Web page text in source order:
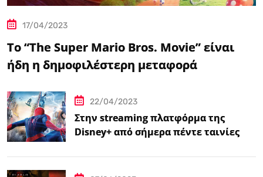
17/04/2023
Το “The Super Mario Bros. Movie” είναι
ήδη η δημοφιλέστερη μεταφορά
22/04/2023
Στην streaming πλατφόρμα της
Disney+ από σήμερα πέντε ταινίες